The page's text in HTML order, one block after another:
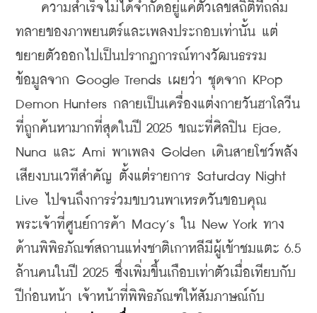
ความสำเร็จไม่ได้จำกัดอยู่แค่ตัวเลขสถิติที่ถล่ม
ทลายของภาพยนตร์และเพลงประกอบเท่านั้น แต่
ขยายตัวออกไปเป็นปรากฏการณ์ทางวัฒนธรรม
ข้อมูลจาก Google Trends เผยว่า ชุดจาก KPop
Demon Hunters กลายเป็นเครื่องแต่งกายวันฮาโลวีน
ที่ถูกค้นหามากที่สุดในปี 2025 ขณะที่ศิลปิน Ejae,
Nuna และ Ami พาเพลง Golden เดินสายโชว์พลัง
เสียงบนเวทีสำคัญ ตั้งแต่รายการ Saturday Night
Live ไปจนถึงการร่วมขบวนพาเหรดวันขอบคุณ
พระเจ้าที่ศูนย์การค้า Macy’s ใน New York ทาง
ด้านพิพิธภัณฑ์สถานแห่งชาติเกาหลีมีผู้เข้าชมแตะ 6.5
ล้านคนในปี 2025 ซึ่งเพิ่มขึ้นเกือบเท่าตัวเมื่อเทียบกับ
ปีก่อนหน้า เจ้าหน้าที่พิพิธภัณฑ์ให้สัมภาษณ์กับ